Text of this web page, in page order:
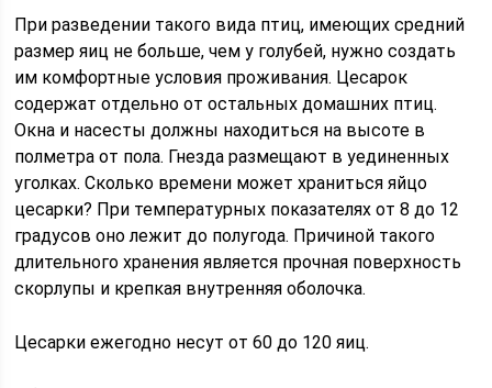
При разведении такого вида птиц, имеющих средний
размер яиц не больше, чем у голубей, нужно создать
им комфортные условия проживания. Цесарок
содержат отдельно от остальных домашних птиц.
Окна и насесты должны находиться на высоте в
полметра от пола. Гнезда размещают в уединенных
уголках. Сколько времени может храниться яйцо
цесарки? При температурных показателях от 8 до 12
градусов оно лежит до полугода. Причиной такого
длительного хранения является прочная поверхность
скорлупы и крепкая внутренняя оболочка.
Цесарки ежегодно несут от 60 до 120 яиц.